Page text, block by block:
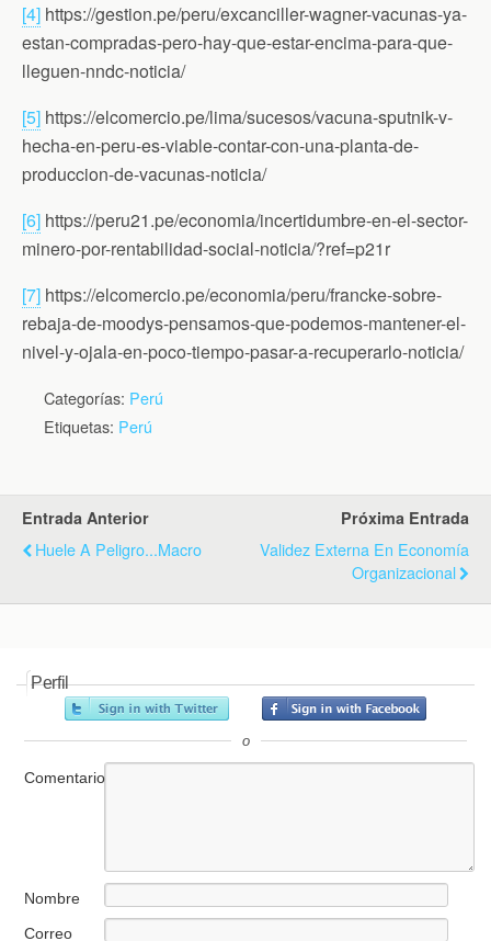
[4] https://gestion.pe/peru/excanciller-wagner-vacunas-ya-
estan-compradas-pero-hay-que-estar-encima-para-que-
lleguen-nndc-noticia/
[5] https://elcomercio.pe/lima/sucesos/vacuna-sputnik-v-
hecha-en-peru-es-viable-contar-con-una-planta-de-
produccion-de-vacunas-noticia/
[6] https://peru21.pe/economia/incertidumbre-en-el-sector-
minero-por-rentabilidad-social-noticia/?ref=p21r
[7] https://elcomercio.pe/economia/peru/francke-sobre-
rebaja-de-moodys-pensamos-que-podemos-mantener-el-
nivel-y-ojala-en-poco-tiempo-pasar-a-recuperarlo-noticia/
Categorías: Perú
Etiquetas: Perú
Entrada Anterior
Huele A Peligro...macro
Próxima Entrada
Validez Externa En Economía
Organizacional
Perfil
o
Comentario
Nombre
Correo